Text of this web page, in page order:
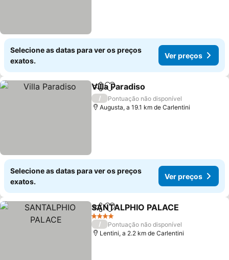
Selecione as datas para ver os preços
exatos.
Ver preços
PartilharAdicionar aos favoritos
Villa Paradiso
/
Pontuação não disponível
Augusta, a 19.1 km de Carlentini
Selecione as datas para ver os preços
exatos.
Ver preços
PartilharAdicionar aos favoritos
SANTALPHIO PALACE
4 Estrelas
/
Pontuação não disponível
Lentini, a 2.2 km de Carlentini